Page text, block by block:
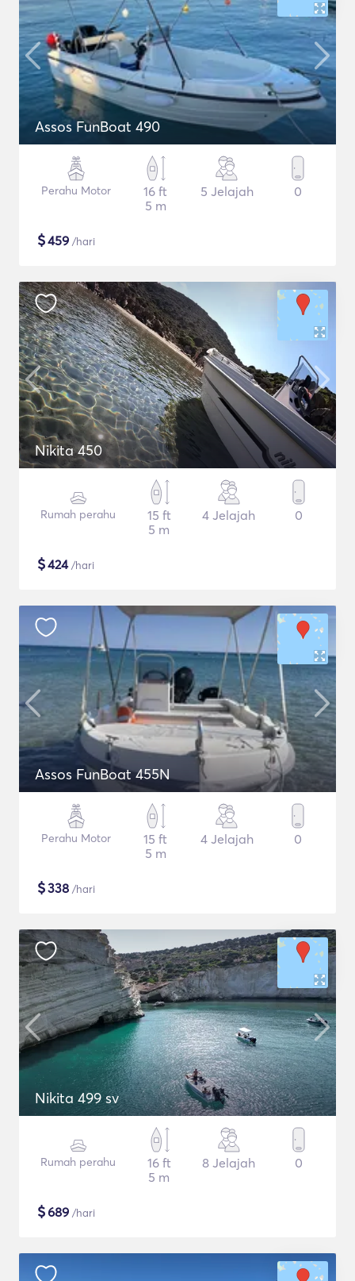
Assos FunBoat 490
Perahu Motor
16 ft
5 m
5 Jelajah 0
$459 /hari
Nikita 450
Rumah perahu
15 ft
5 m
4 Jelajah 0
$424/hari
Assos FunBoat 455N
Perahu Motor
15 ft
5 m
4 Jelajah 0
$338 /hari
Nikita 499 sv
Rumah perahu
16 ft
5 m
8 Jelajah 0
$689 /hari